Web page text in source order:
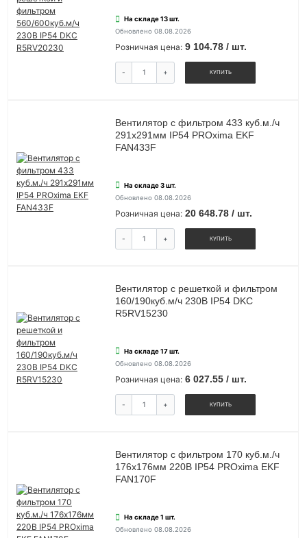
На складе 13 шт.
Обновлено 08.08.2026
Розничная цена: 9 104.78 / шт.
- + КУПИТЬ
Вентилятор с фильтром 433 куб.м./ч
291x291мм IP54 PROxima EKF
FAN433F
На складе 3 шт.
Обновлено 08.08.2026
Розничная цена: 20 648.78 / шт.
- + КУПИТЬ
Вентилятор c решеткой и фильтром
160/190куб.м/ч 230В IP54 DKC
R5RV15230
На складе 17 шт.
Обновлено 08.08.2026
Розничная цена: 6 027.55 / шт.
- + КУПИТЬ
Вентилятор с фильтром 170 куб.м./ч
176x176мм 220В IP54 PROxima EKF
FAN170F
На складе 1 шт.
Обновлено 08.08.2026